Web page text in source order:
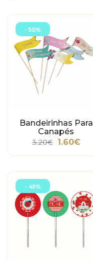
- 50%
Bandeirinhas Para
Canapés
3.20€ 1.60€
- 45%